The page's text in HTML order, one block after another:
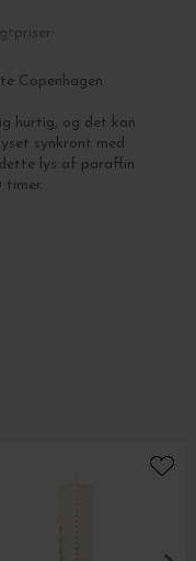
Copenhagen
hurtig, og det kan
synkront med
lys af paraffin
timer.